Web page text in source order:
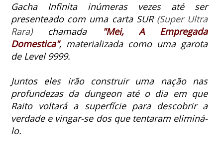
Gacha Infinita inúmeras vezes até ser
presenteado com uma carta SUR (Super Ultra
Rara)chamada
"Mei, A Empregada
Domestica", materializada como uma garota
de Level 9999.
Juntos eles irão construir uma nação nas
profundezas da dungeon até o dia em que
Raito voltará a superfície para descobrir a
verdade e vingar-se dos que tentaram eliminá-
lo.